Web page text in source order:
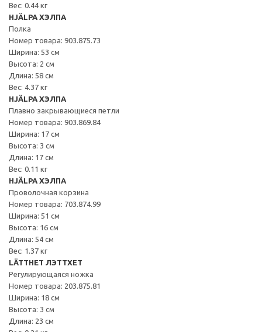
Вес: 0.44 кг
HJÄLPA ХЭЛПА
Полка
Номер товара: 903.875.73
Ширина: 53 см
Высота: 2 см
Длина: 58 см
Вес: 4.37 кг
HJÄLPA ХЭЛПА
Плавно закрывающиеся петли
Номер товара: 903.869.84
Ширина: 17 см
Высота: 3 см
Длина: 17 см
Вес: 0.11 кг
HJÄLPA ХЭЛПА
Проволочная корзина
Номер товара: 703.874.99
Ширина: 51 см
Высота: 16 см
Длина: 54 см
Вес: 1.37 кг
LÄTTHET ЛЭТТХЕТ
Регулирующаяся ножка
Номер товара: 203.875.81
Ширина: 18 см
Высота: 3 см
Длина: 23 см